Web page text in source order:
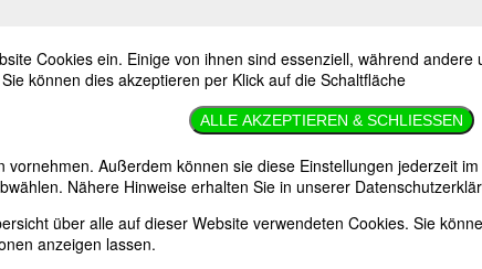
aktuellen Gedenktage bedeutender Frauen. Wenn Sie mehr
Gedenktage informieren wollen, empfehlen wir Ihnen die
Cookies ein. Einige von ihnen sind essenziell, während
können dies akzeptieren per Klick auf die Schaltfläche
ALLE AKZEPTIEREN & SCHLIESSEN
vornehmen. Außerdem können sie diese Einstellungen jederzeit
Nähere Hinweise erhalten Sie in unserer
über alle auf dieser Website verwendeten Cookies. Sie
anzeigen lassen.